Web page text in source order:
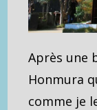
Après une
Honmura
comme je